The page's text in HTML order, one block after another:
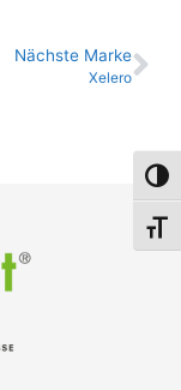
Nächste Marke
Xelero